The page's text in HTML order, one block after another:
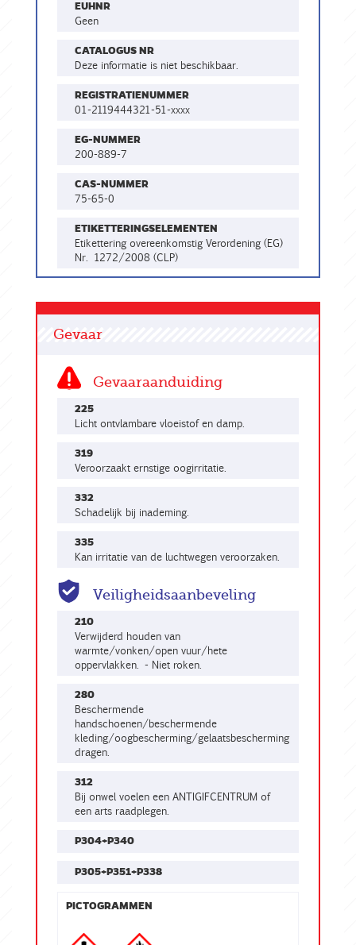
EUHNR
geen
CATALOGUS NR
Deze informatie is niet beschikbaar.
REGISTRATIENUMMER
01-2119444321-51-xxxx
EG-NUMMER
200-889-7
CAS-NUMMER
75-65-0
ETIKETTERINGSELEMENTEN
Etikettering overeenkomstig Verordening (EG)
Nr. 1272/2008 (CLP)
Gevaar
Gevaaraanduiding
225
Licht ontvlambare vloeistof en damp.
319
Veroorzaakt ernstige oogirritatie.
332
Schadelijk bij inademing.
335
Kan irritatie van de luchtwegen veroorzaken.
Veiligheidsaanbeveling
210
Verwijderd houden van
warmte/vonken/open vuur/hete
oppervlakken. - Niet roken.
280
Beschermende
handschoenen/beschermende
kleding/oogbescherming/gelaatsbescherming
dragen.
312
Bij onwel voelen een ANTIGIFCENTRUM of
een arts raadplegen.
P304+P340
P305+P351+P338
PICTOGRAMMEN